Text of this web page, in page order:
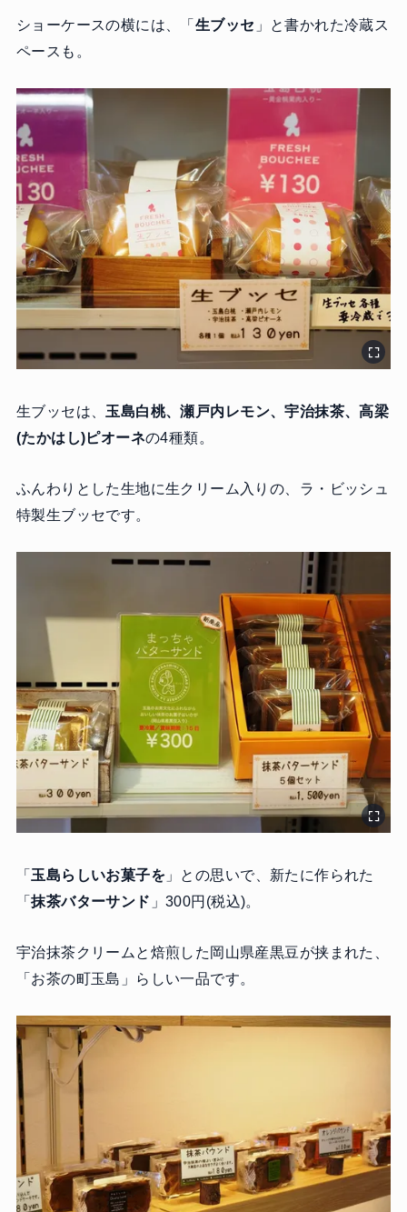
ショーケースの横には、「生ブッセ 」と書かれた冷蔵ス
ペースも。
生ブッセは、 玉島白桃、瀬戸内レモン、宇治抹茶、高梁
(たかはし)ピオーネの4種類。
ふんわりとした生地に生クリーム入りの、ラ・ビッシュ
特製生ブッセです。
「 玉島らしいお菓子を 」との思いで、新たに作られた
「抹茶バターサンド 」300円(税込)。
宇治抹茶クリームと焙煎した岡山県産黒豆が挟まれた、
「お茶の町玉島」らしい一品です。